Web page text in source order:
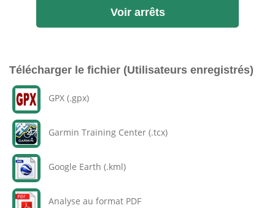
Voir arrêts
Télécharger le fichier (Utilisateurs enregistrés)
GPX (.gpx)
Garmin Training Center (.tcx)
Google Earth (.kml)
Analyse au format PDF